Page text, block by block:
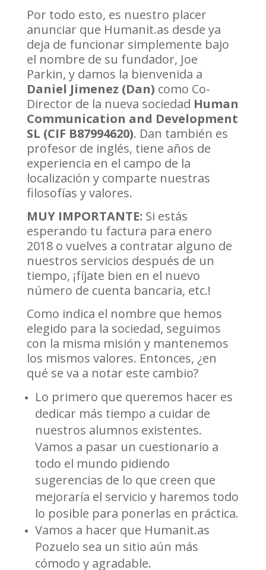
Por todo esto, es nuestro placer
anunciar que Humanit.as desde ya
deja de funcionar simplemente bajo
el nombre de su fundador, Joe
Parkin, y damos la bienvenida a
Daniel Jimenez (Dan) como Co-
Director de la nueva sociedad Human
Communication and Development
SL (CIF B87994620). Dan también es
profesor de inglés, tiene años de
experiencia en el campo de la
localización y comparte nuestras
filosofías y valores.
MUY IMPORTANTE: Si estás
esperando tu factura para enero
2018 o vuelves a contratar alguno de
nuestros servicios después de un
tiempo, ¡fíjate bien en el nuevo
número de cuenta bancaria, etc.!
Como indica el nombre que hemos
elegido para la sociedad, seguimos
con la misma misión y mantenemos
los mismos valores. Entonces, ¿en
qué se va a notar este cambio?
Lo primero que queremos hacer es
dedicar más tiempo a cuidar de
nuestros alumnos existentes.
Vamos a pasar un cuestionario a
todo el mundo pidiendo
sugerencias de lo que creen que
mejoraría el servicio y haremos todo
lo posible para ponerlas en práctica.
Vamos a hacer que Humanit.as
Pozuelo sea un sitio aún más
cómodo y agradable.